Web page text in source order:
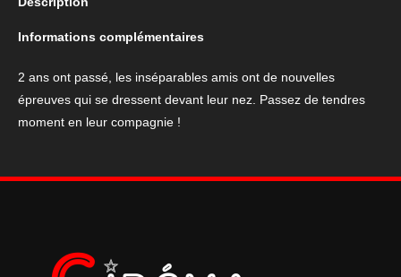
Belle
3,
le
Informations complémentaires
2 ans ont passé, les inséparables amis ont de nouvelles
épreuves qui se dressent devant leur nez. Passez de tendres
moment en leur compagnie !